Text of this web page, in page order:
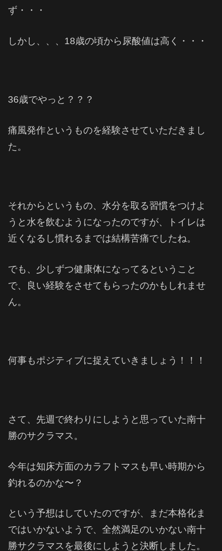
ず・・・
しかし、、、18歳の頃から尿酸値は高く・・・
36歳でやっと？？？
痛風発作というものを経験させていただきまし
た。
それからというもの、水分を取る習慣をつけよ
うと水を飲むようになったのですが、トイレは
近くなるし慣れるまでは結構苦痛でしたね。
でも、少しずつ健康体になってるということ
で、良い経験をさせてもらったのかもしれませ
ん。
何事もポジティブに捉えていきましょう！！！
さて、先週で終わりにしようと思っていた南十
勝のサクラマス。
今年は知床方面のカラフトマスも早い時期から
釣れるのかな〜？
という予想はしていたのですが、まだ本格化ま
ではいかないようで、全然満足のいかない南十
勝サクラマスを最後にしようと決断しました。